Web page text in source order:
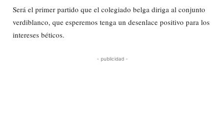
Será el primer partido que el colegiado belga diriga al conjunto
verdiblanco, que esperemos tenga un desenlace positivo para los
intereses béticos.
- publicidad -